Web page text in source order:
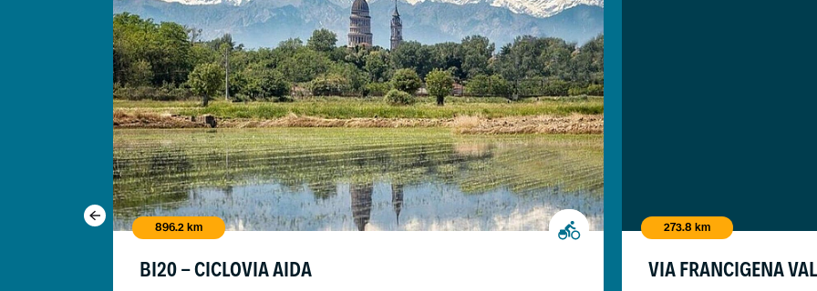
896.2 km
BI20 - CICLOVIA AIDA
273.8 km
VIA FRANCIGENA